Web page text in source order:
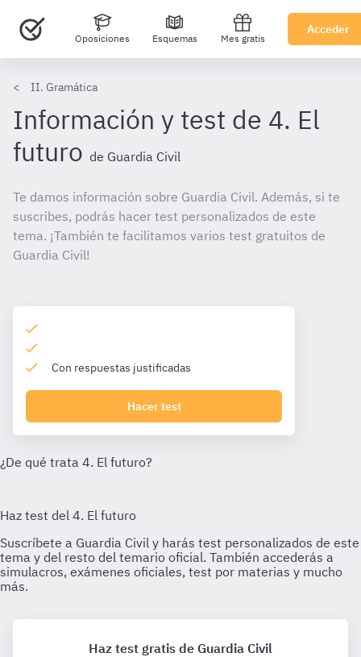
Oposiciones Esquemas Mes gratis
Acceder
II. Gramática
Información y test de 4. El
futuro de Guardia Civil
Te damos información sobre Guardia Civil. Además, si te
suscribes, podrás hacer test personalizados de este
tema. ¡También te facilitamos varios test gratuitos de
Guardia Civil!
Con respuestas justificadas
Hacer test
Haz test gratis de Guardia Civil